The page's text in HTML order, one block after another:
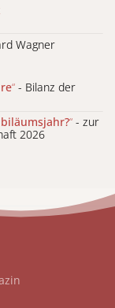
Wagner
“ - Bilanz der
“ - zur
2026